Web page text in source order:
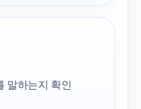
말하는지 확인